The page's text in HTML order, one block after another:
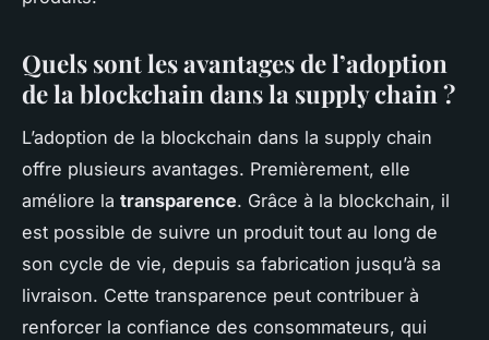
Quels sont les avantages de l’adoption
de la blockchain dans la supply chain ?
L’adoption de la blockchain dans la supply chain
offre plusieurs avantages. Premièrement, elle
améliore la transparence. Grâce à la blockchain, il
est possible de suivre un produit tout au long de
son cycle de vie, depuis sa fabrication jusqu’à sa
livraison. Cette transparence peut contribuer à
renforcer la confiance des consommateurs, qui